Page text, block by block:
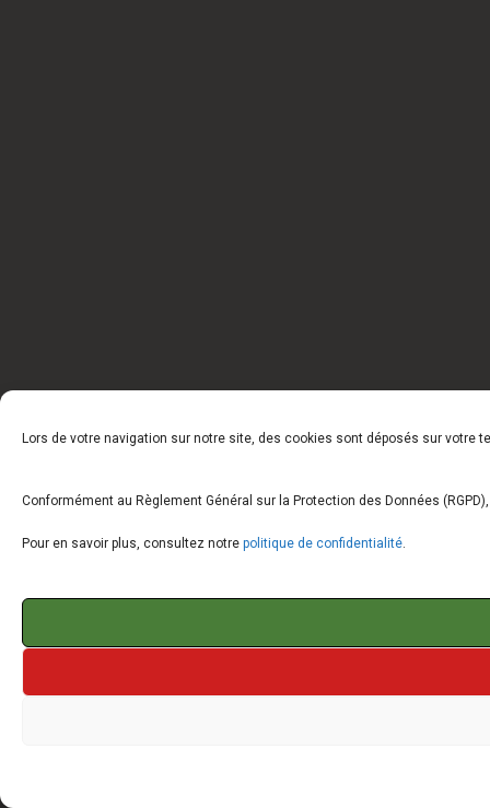
Lors de votre navigation sur notre site, des cookies sont déposés sur votre
Conformément au Règlement Général sur la Protection des Données
Pour en savoir plus, consultez notre politique de confidentialité.